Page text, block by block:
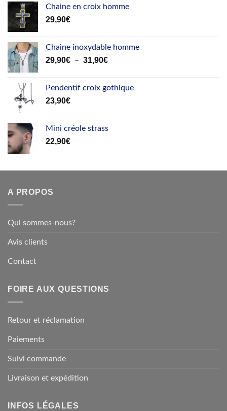
Chaine en croix homme
29,90€
Chaine inoxydable homme
29,90€ – 31,90€Plage
29,90€
Pendentif croix gothique
23,90€
Mini créole strass
22,90€
A PROPOS
Qui sommes-nous?
Avis clients
Contact
FOIRE AUX QUESTIONS
Retour et réclamation
Paiements
Suivi commande
Livraison et expédition
INFOS LÉGALES